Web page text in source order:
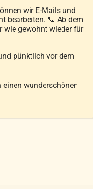
wir E-Mails und
bearbeiten. 📞 Ab dem
wie gewohnt wieder für
pünktlich vor dem
einen wunderschönen